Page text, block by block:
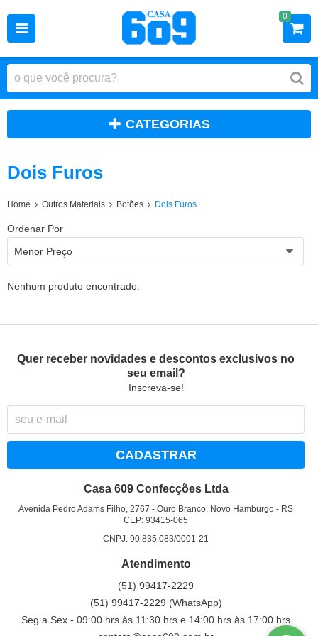
0
CATEGORIAS
Dois Furos
Home Outros Materiais Botões Dois Furos
Ordenar Por
Menor Preço
Nenhum produto encontrado.
Quer receber novidades e descontos exclusivos no
seu email?
Inscreva-se!
CADASTRAR
Casa 609 Confecções Ltda
Avenida Pedro Adams Filho, 2767 -Ouro Branco, Novo Hamburgo - RS
CEP: 93415-065
CNPJ: 90.835.083/0001-21
Atendimento
(51) 99417-2229
(51) 99417-2229 (WhatsApp)
Seg a Sex - 09:00 hrs às 11:30 hrs e 14:00 hrs às 17:00 hrs